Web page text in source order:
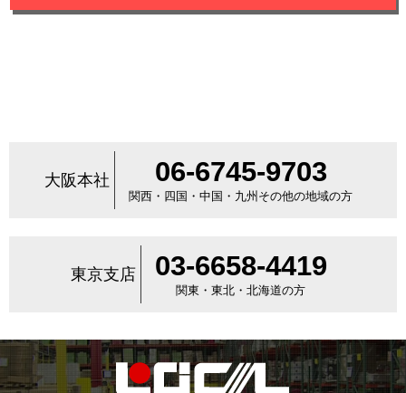
大阪本社 06-6745-9703
関西・四国・中国・九州その他の地域の方
東京支店 03-6658-4419
関東・東北・北海道の方